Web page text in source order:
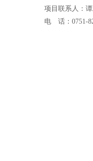
项目联系人：
电 话： 0751-